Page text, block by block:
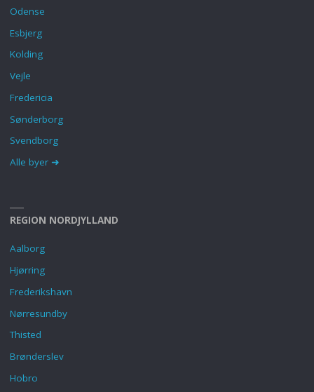
Odense
Esbjerg
Kolding
Vejle
Fredericia
Sønderborg
Svendborg
Alle byer ➜
REGION NORDJYLLAND
Aalborg
Hjørring
Frederikshavn
Nørresundby
Thisted
Brønderslev
Hobro